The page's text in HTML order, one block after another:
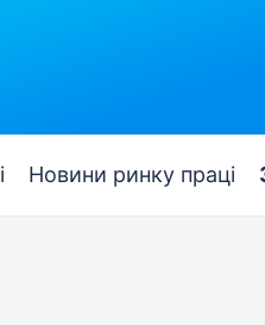
Новини ринку праці